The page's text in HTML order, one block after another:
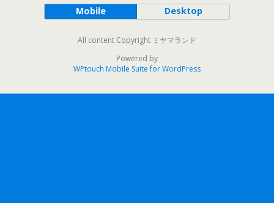
Mobile Desktop
All content Copyright ミヤマランド
Powered by
WPtouch Mobile Suite for WordPress